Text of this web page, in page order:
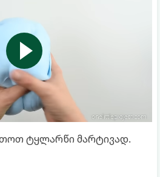
ტყლარწი მარტივად.